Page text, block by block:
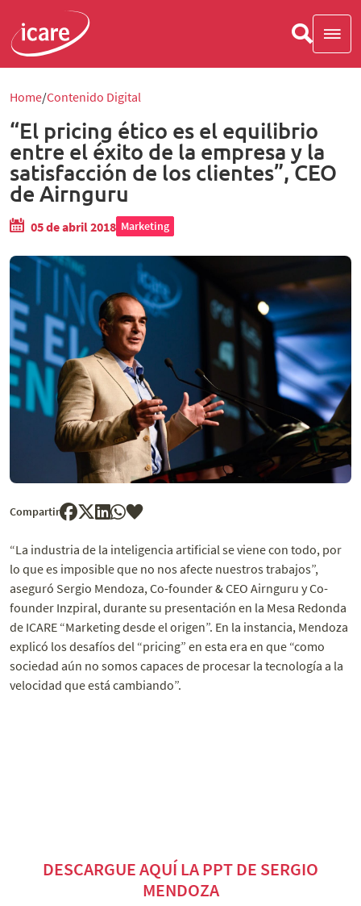
Home Contenido Digital
“El pricing ético es el equilibrio
entre el éxito de la empresa y la
satisfacción de los clientes”, CEO
de Airnguru
05 de abril 2018 Marketing
Compartir
“La industria de la inteligencia artificial se viene con todo, por
lo que es imposible que no nos afecte nuestros trabajos”,
aseguró Sergio Mendoza, Co-founder & CEO Airnguru y Co-
founder Inzpiral, durante su presentación en la Mesa Redonda
de ICARE “Marketing desde el origen”. En la instancia, Mendoza
explicó los desafíos del “pricing” en esta era en que “como
sociedad aún no somoscapaces de procesar la tecnología a la
velocidad que está cambiando”.
DESCARGUE AQUÍ LA PPT DE SERGIO
MENDOZA